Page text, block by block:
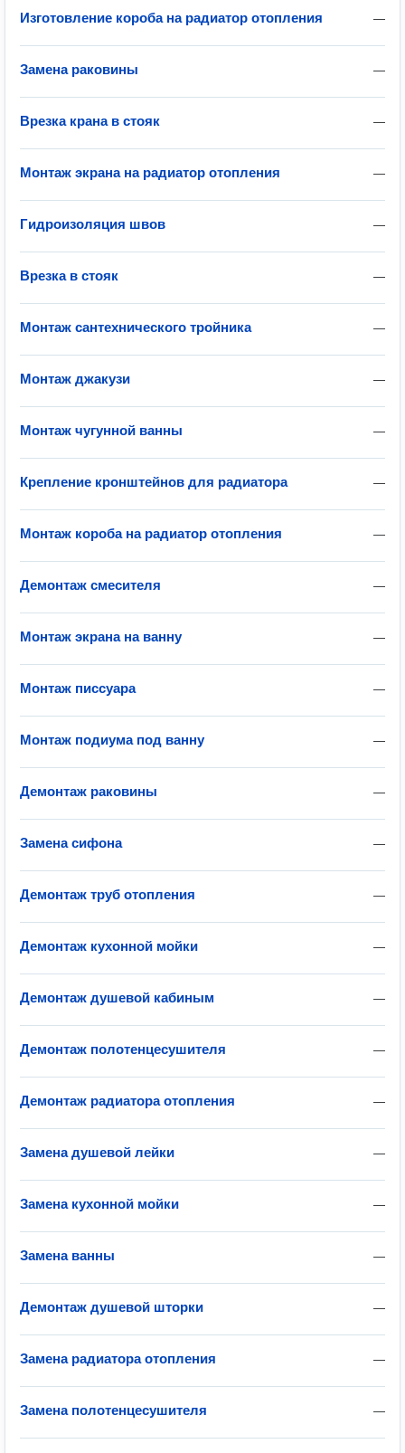
—
Изготовление короба на радиатор отопления
—
Замена раковины
—
Врезка крана в стояк
—
Монтаж экрана на радиатор отопления
—
Гидроизоляция швов
—
Врезка в стояк
—
Монтаж сантехнического тройника
—
Монтаж джакузи
—
Монтаж чугунной ванны
—
Крепление кронштейнов для радиатора
—
Монтаж короба на радиатор отопления
—
Демонтаж смесителя
—
Монтаж экрана на ванну
—
Монтаж писсуара
—
Монтаж подиума под ванну
—
Демонтаж раковины
—
Замена сифона
—
Демонтаж труб отопления
—
Демонтаж кухонной мойки
—
Демонтаж душевой кабиным
—
Демонтаж полотенцесушителя
—
Демонтаж радиатора отопления
—
Замена душевой лейки
—
Замена кухонной мойки
—
Замена ванны
—
Демонтаж душевой шторки
—
Замена радиатора отопления
—
Замена полотенцесушителя